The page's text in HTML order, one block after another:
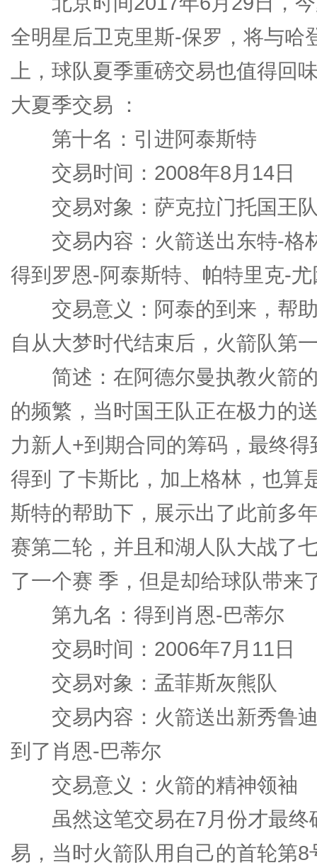
全明星后卫克里斯-保罗，将与哈
上，球队夏季重磅交易也值得回
大夏季交易 ：
第十名：引进阿泰斯特
交易时间：2008年8月14日
交易对象：萨克拉门托国王
交易内容：火箭送出东特-格
得到罗恩-阿泰斯特、帕特里克-
交易意义：阿泰的到来，帮助
自从大梦时代结束后，火箭队第
简述：在阿德尔曼执教火箭的
的频繁，当时国王队正在极力的
力新人+到期合同的筹码，最终
得到 了卡斯比，加上格林，也算
斯特的帮助下，展示出了此前多
赛第二轮，并且和湖人队大战了
了一个赛 季，但是却给球队带来
第九名：得到肖恩-巴蒂尔
交易时间：2006年7月11日
交易对象：孟菲斯灰熊队
交易内容：火箭送出新秀鲁迪
到了肖恩-巴蒂尔
交易意义：火箭的精神领袖
虽然这笔交易在7月份才最终
易，当时火箭队用自己的首轮第